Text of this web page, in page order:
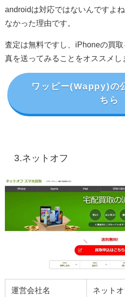
androidは対応ではないんですよ
なかった理由です。
査定は無料ですし、iPhoneの買
真を送ってみることをオススメし
ワッピー(Wappy)の
ちら
3.ネットオフ
運営会社名 ネット